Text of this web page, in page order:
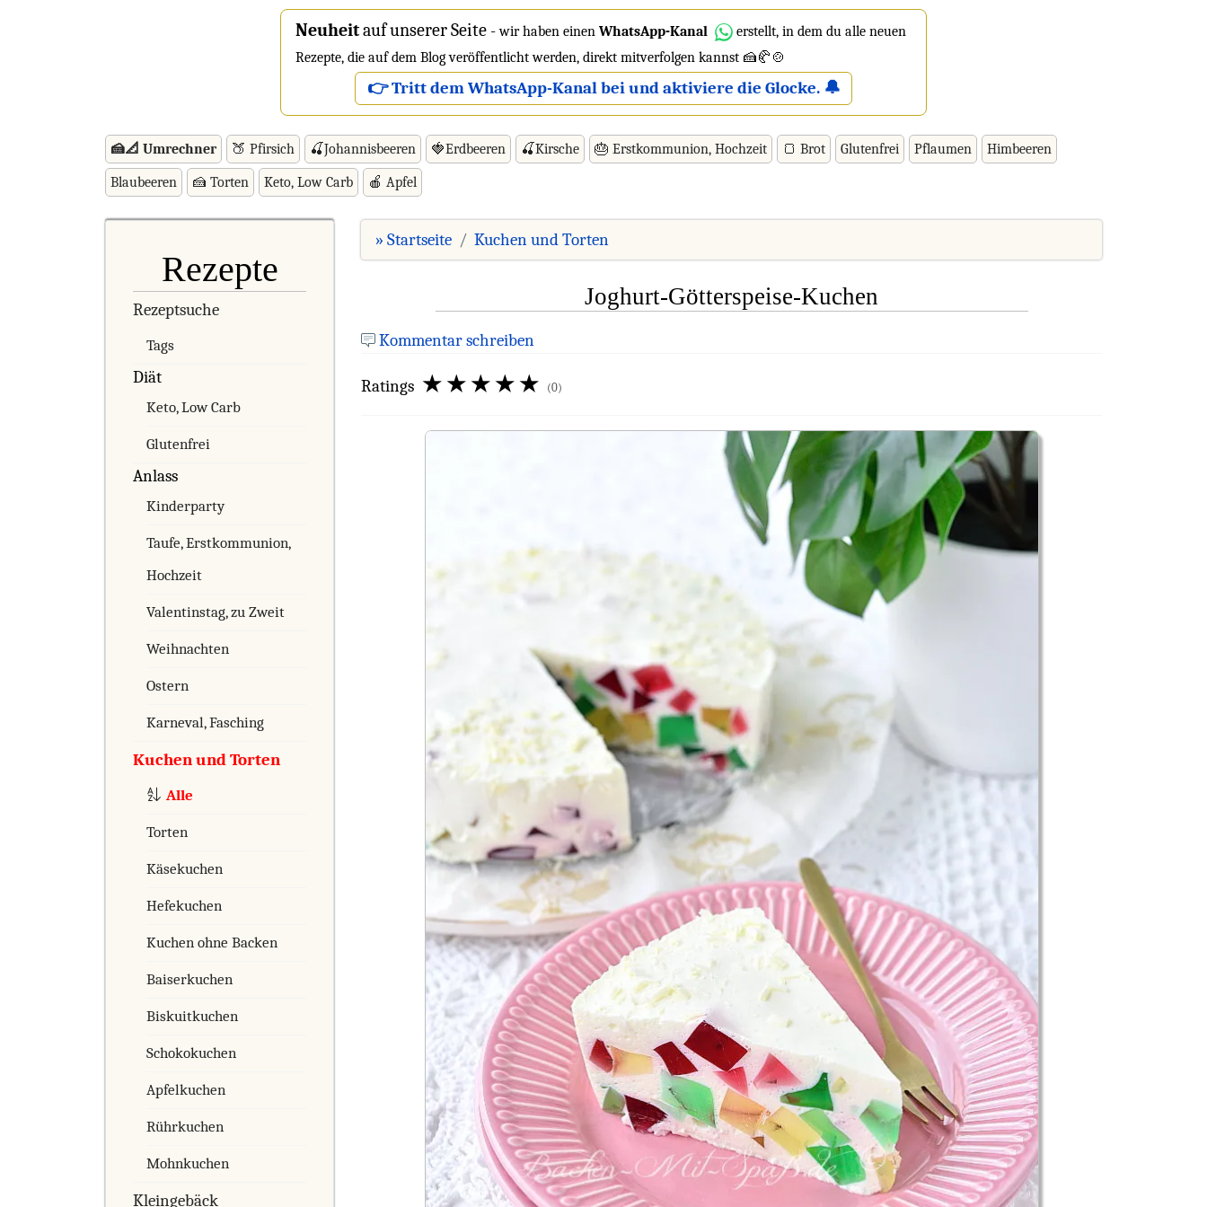
Neuheitauf unserer Seite -wir haben einen WhatsApp-Kanal
erstellt, in dem du alle neuen
Rezepte, die auf dem Blog veröffentlicht werden, direkt mitverfolgen kannst 🍰🥐🍲
👉 Tritt dem WhatsApp-Kanal bei und aktiviere die Glocke. 🔔
🍰📐 Umrechner 🍑 Pfirsich 🍒Johannisbeeren 🍓Erdbeeren 🍒Kirsche 🎂 Erstkommunion, Hochzeit 🍞 Brot Glutenfrei Pflaumen Himbeeren
Blaubeeren 🍰 Torten Keto, Low Carb 🍎 Apfel
Rezepte
Rezeptsuche
Tags
Diät
Keto, Low Carb
Glutenfrei
Anlass
Kinderparty
Taufe, Erstkommunion,
Hochzeit
Valentinstag, zu Zweit
Weihnachten
Ostern
Karneval, Fasching
Kuchen und Torten
Alle
Torten
Käsekuchen
Hefekuchen
Kuchen ohne Backen
Baiserkuchen
Biskuitkuchen
Schokokuchen
Apfelkuchen
Rührkuchen
Mohnkuchen
Kleingebäck
» Startseite Kuchen und Torten
Joghurt-Götterspeise-Kuchen
Kommentar schreiben
Ratings (0)